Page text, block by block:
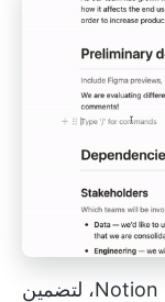
دمج فيجما مع Notion، لتضمين